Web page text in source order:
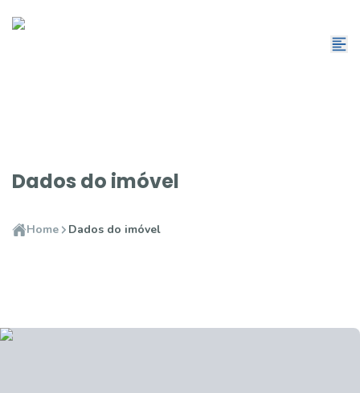
Dados do imóvel
Home Dados do imóvel